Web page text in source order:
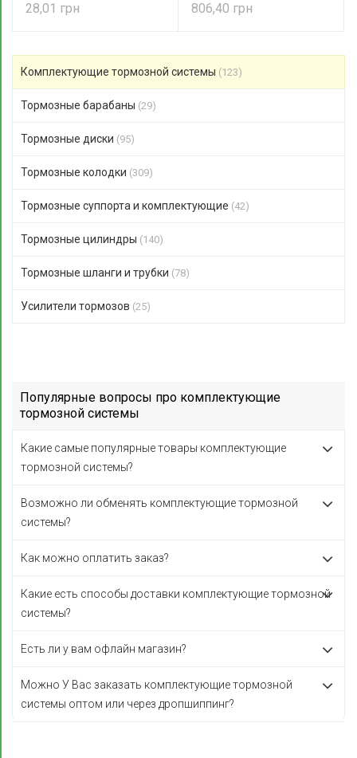
28,01 806,40
Комплектующие тормозной системы (123)
Тормозные барабаны (29)
Тормозные диски (95)
Тормозные колодки (309)
Тормозные суппорта и комплектующие (42)
Тормозные цилиндры (140)
Тормозные шланги и трубки (78)
Усилители тормозов (25)
Популярные вопросы про комплектующие
тормозной системы
Какие самые популярные товары комплектующие
тормозной системы?
Возможно ли обменять комплектующие тормозной
системы?
Как можно оплатить заказ?
Какие есть способы доставки комплектующие тормозной
системы?
Есть ли у вам офлайн магазин?
Можно У Вас заказать комплектующие тормозной
системы оптом или через дропшиппинг?